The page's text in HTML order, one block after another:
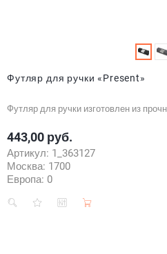
Футляр для ручки «Present»
Футляр для ручки изготовлен из
Цена
443,00 руб.
Артикул: 1_363127
Москва: 1700
Европа: 0